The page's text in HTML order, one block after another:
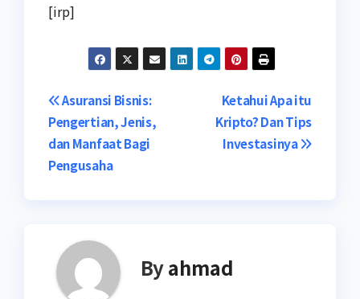
[irp]
Navigasi
pos
Ketahui Apa itu
Kripto? Dan Tips
Investasinya
Asuransi Bisnis:
Pengertian, Jenis,
dan Manfaat Bagi
Pengusaha
Byahmad